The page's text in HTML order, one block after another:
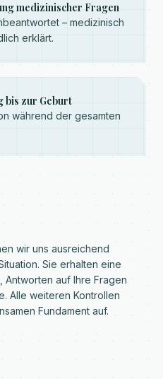
medizinischer Fragen
– medizinisch
erklärt.
bis zur Geburt
während der gesamten
wir uns ausreichend
Sie erhalten eine
Antworten auf Ihre Fragen
Alle weiteren Kontrollen
Fundament auf.